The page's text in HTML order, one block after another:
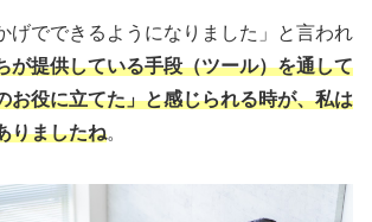
げでできるようになりました」と言われ
が提供している手段（ツール）を通して
お役に立てた」と感じられる時が、私は
りましたね。